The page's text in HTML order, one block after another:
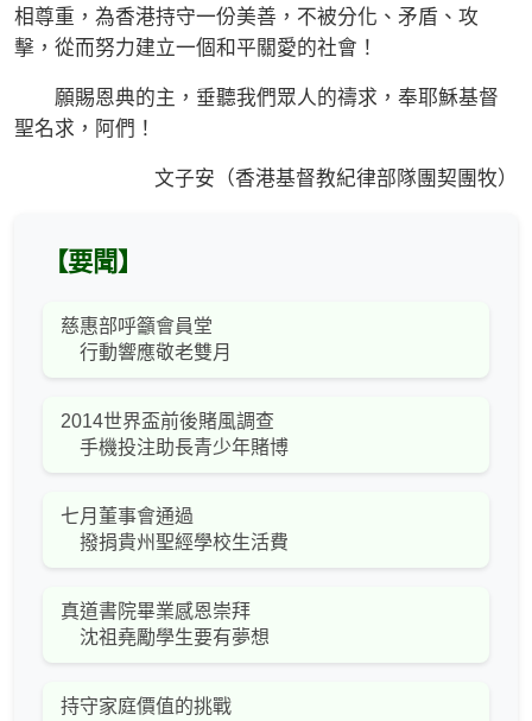
相尊重，為香港持守一份美善，不被分化、矛盾、攻
擊，從而努力建立一個和平關愛的社會！
願賜恩典的主，垂聽我們眾人的禱求，奉耶穌基督
聖名求，阿們！
文子安（香港基督教紀律部隊團契團牧）
【要聞】
慈惠部呼籲會員堂
行動響應敬老雙月
2014世界盃前後賭風調查
手機投注助長青少年賭博
七月董事會通過
撥捐貴州聖經學校生活費
真道書院畢業感恩崇拜
沈祖堯勵學生要有夢想
持守家庭價值的挑戰